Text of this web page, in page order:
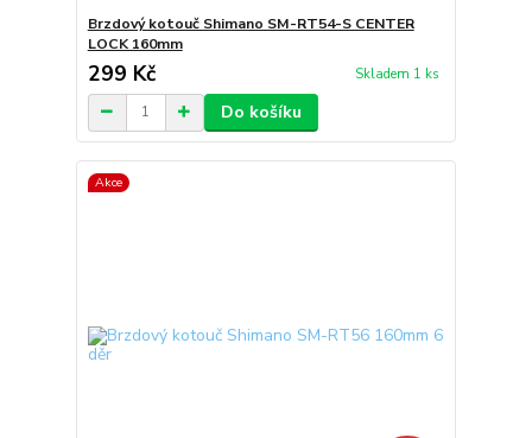
Brzdový kotouč Shimano SM-RT54-S CENTER
LOCK 160mm
299 Kč Skladem 1 ks
Do košíku
Akce